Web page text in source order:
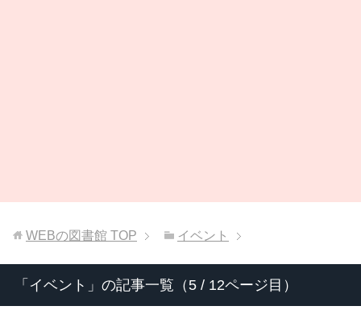
WEBの図書館 TOP イベント
「イベント」の記事一覧（5 / 12ページ目）